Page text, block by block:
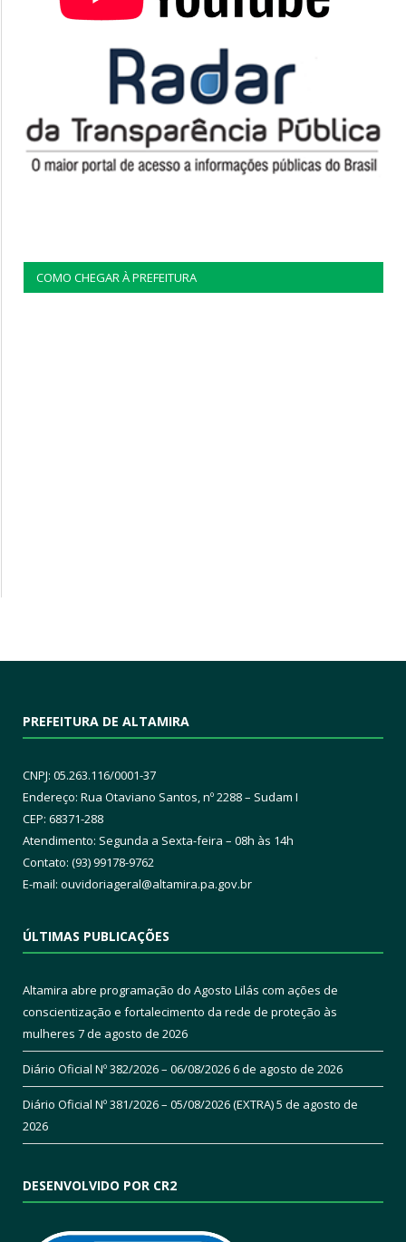
COMO CHEGAR À PREFEITURA
PREFEITURA DE ALTAMIRA
CNPJ: 05.263.116/0001-37
Endereço: Rua Otaviano Santos, nº 2288 – Sudam I
CEP: 68371-288
Atendimento: Segunda a Sexta-feira – 08h às 14h
Contato: (93) 99178-9762
E-mail: ouvidoriageral@altamira.pa.gov.br
ÚLTIMAS PUBLICAÇÕES
Altamira abre programação do Agosto Lilás com ações de
conscientização e fortalecimento da rede de proteção às
mulheres 7 de agosto de 2026
Diário Oficial Nº 382/2026 – 06/08/20266 de agosto de 2026
Diário Oficial Nº 381/2026 – 05/08/2026 (EXTRA)5 de agosto de
2026
DESENVOLVIDO POR CR2